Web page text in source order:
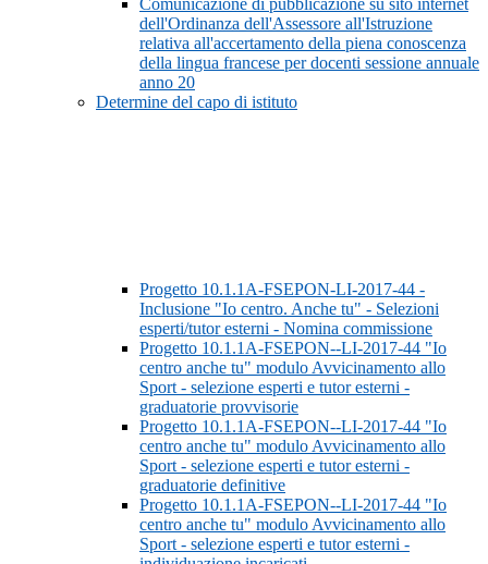
Comunicazione di pubblicazione su sito internet
dell'Ordinanza dell'Assessore all'Istruzione
relativa all'accertamento della piena conoscenza
della lingua francese per docenti sessione annuale
anno 20
Determine del capo di istituto
Progetto 10.1.1A-FSEPON-LI-2017-44 -
Inclusione "Io centro. Anche tu" - Selezioni
esperti/tutor esterni - Nomina commissione
Progetto 10.1.1A-FSEPON--LI-2017-44 "Io
centro anche tu" modulo Avvicinamento allo
Sport - selezione esperti e tutor esterni -
graduatorie provvisorie
Progetto 10.1.1A-FSEPON--LI-2017-44 "Io
centro anche tu" modulo Avvicinamento allo
Sport - selezione esperti e tutor esterni -
graduatorie definitive
Progetto 10.1.1A-FSEPON--LI-2017-44 "Io
centro anche tu" modulo Avvicinamento allo
Sport - selezione esperti e tutor esterni -